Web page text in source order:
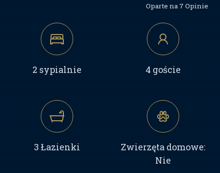
Oparte na 7 Opinie
2 sypialnie 4 goście
3 Łazienki
Zwierzęta domowe:
Nie